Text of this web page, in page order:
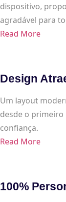
dispositivo,
agradável para
Read More
Design
Um layout
desde o
confiança.
Read More
100%